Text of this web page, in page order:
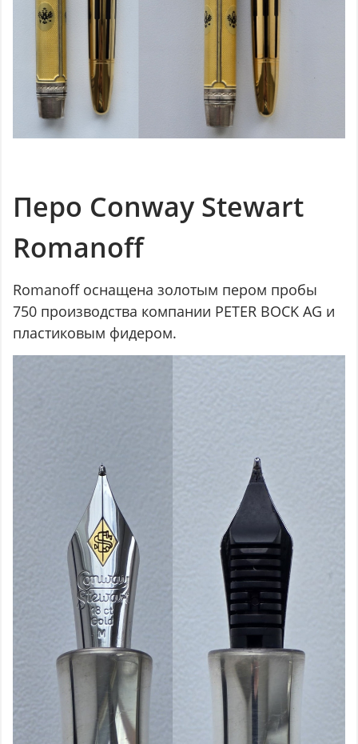
Перо Conway Stewart
Romanoff
Romanoff оснащена золотым пером пробы
750 производства компании PETER BOCK AG и
пластиковым фидером.